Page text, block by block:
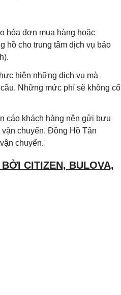
hóa đơn mua hàng hoặc
hồ cho trung tâm dịch vụ bảo
hiện những dịch vụ mà
Những mức phí sẽ không cố
cáo khách hàng nên gửi bưu
chuyển. Đồng Hồ Tân
chuyển.
CITIZEN, BULOVA,